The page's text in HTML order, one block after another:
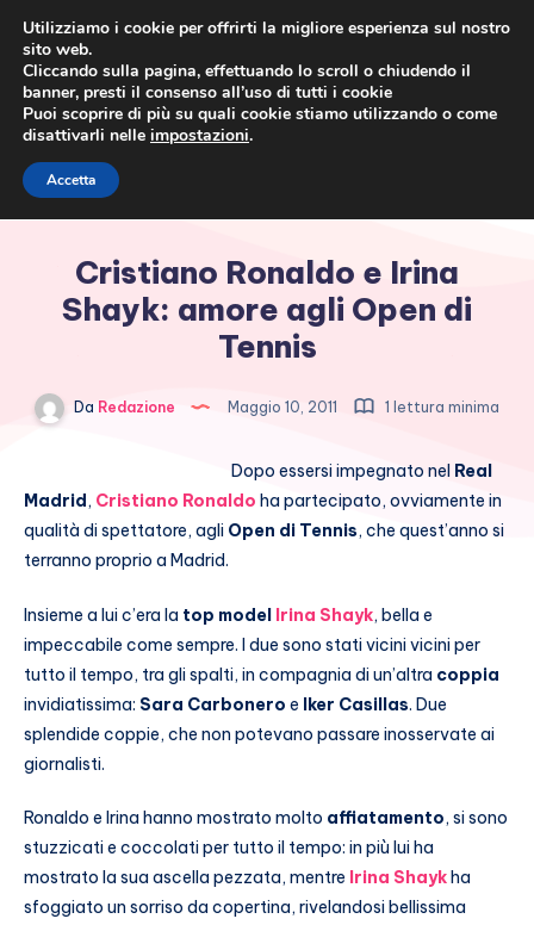
Cristiano Ronaldo e Irina
Shayk: amore agli Open di
Tennis
Da Redazione Maggio 10, 2011 1 lettura minima
Dopo essersi impegnato nel Real
Madrid, Cristiano Ronaldo ha partecipato, ovviamente in
qualità di spettatore, agli Open di Tennis, che quest’anno si
terranno proprio a Madrid.
Insieme a lui c’era la top model Irina Shayk, bella e
impeccabile come sempre. I due sono stati vicini vicini per
tutto il tempo, tra gli spalti, in compagnia di un’altra coppia
invidiatissima: Sara Carbonero e Iker Casillas. Due
splendide coppie, che non potevano passare inosservate ai
giornalisti.
Ronaldo e Irina hanno mostrato molto affiatamento, si sono
stuzzicati e coccolati per tutto il tempo: in più lui ha
mostrato la sua ascella pezzata, mentre Irina Shayk ha
sfoggiato un sorriso da copertina, rivelandosi bellissima
Utilizziamo i cookie per offrirti la migliore esperienza sul nostro
sito web.
Cliccando sulla pagina, effettuando lo scroll o chiudendo il
banner, presti il consenso all’uso di tutti i cookie
Puoi scoprire di più su quali cookie stiamo utilizzando o come
disattivarli nelle impostazioni.
Accetta